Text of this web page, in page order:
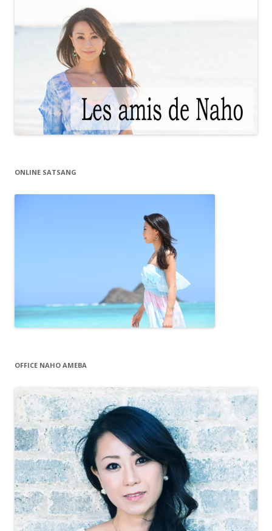
ONLINE SATSANG
OFFICE NAHO AMEBA